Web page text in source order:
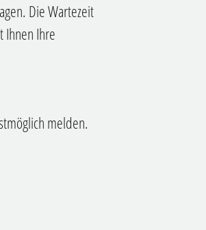
Die Wartezeit
Ihnen Ihre
melden.